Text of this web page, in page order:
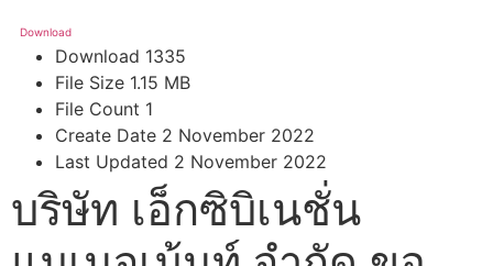
Download
Download 1335
File Size 1.15 MB
File Count 1
Create Date 2 November 2022
Last Updated 2 November 2022
บริษัท เอ็กซิบิเนชั่น